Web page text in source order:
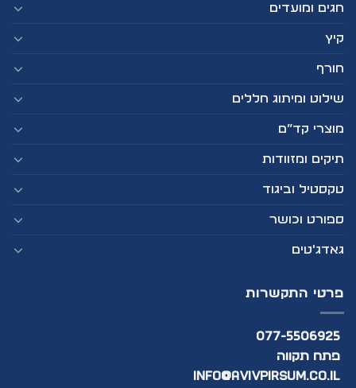
חגים ומועדים
קיץ
חורף
שילוט ומיתוג חללים
מוצרי קד”ם
תיקים ומזוודות
טקסטיל וביגוד
ספורט וכושר
גאדג'טים
פרטי התקשרות
077-5506925
פתח תקווה
info@avivpirsum.co.il